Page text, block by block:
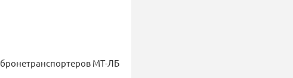
МТ-ЛБ